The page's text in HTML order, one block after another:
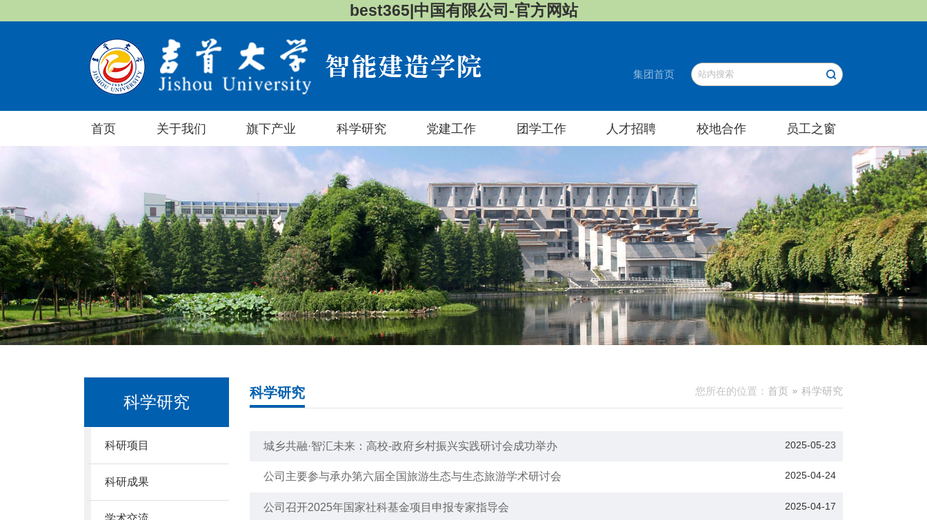
best365|中国有限公司-官方网站
集团首页
首页 关于我们 旗下产业 科学研究 党建工作 团学工作 人才招聘 校地合作 员工之窗
科学研究
科研项目
科研成果
您所在的位置： 首页 科学研究
科学研究
2025-05-23
城乡共融·智汇未来：高校-政府乡村振兴实践研讨会成功举办
2025-04-24
公司主要参与承办第六届全国旅游生态与生态旅游学术研讨会
2025-04-17
公司召开2025年国家社科基金项目申报专家指导会